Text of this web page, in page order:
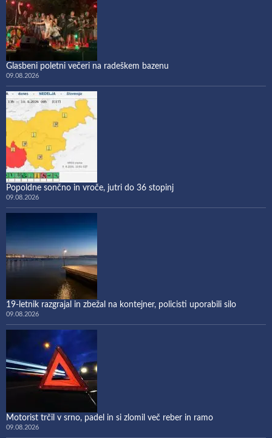
Glasbeni poletni večeri na radeškem bazenu
09.08.2026
Popoldne sončno in vroče, jutri do 36 stopinj
09.08.2026
19-letnik razgrajal in zbežal na kontejner, policisti uporabili silo
09.08.2026
Motorist trčil v srno, padel in si zlomil več reber in ramo
09.08.2026